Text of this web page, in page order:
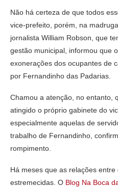
Não há certeza de que todos
vice-prefeito, porém, na
jornalista William Robson, que
gestão municipal, informou que
exonerações dos ocupantes de
por Fernandinho das Padarias.
Chamou a atenção, no entanto,
atingido o próprio gabinete do
especialmente aquelas de
trabalho de Fernandinho,
rompimento.
Há meses que as relações
estremecidas. O Blog Na Boca